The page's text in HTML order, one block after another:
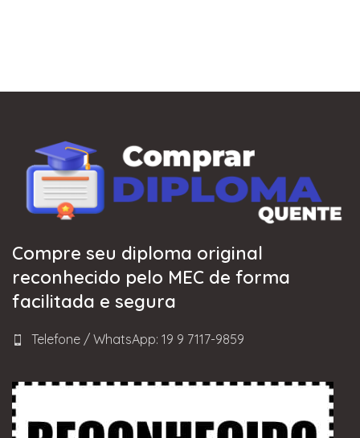
Compre seu diploma original
reconhecido pelo MEC de forma
facilitada e segura
Telefone / WhatsApp: 19 9 7117-9859